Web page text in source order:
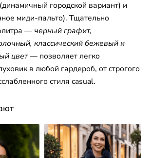
(динамичный городской вариант) и
миди-пальто). Тщательно
— черный графит,
классический бежевый и
цвет— позволяет легко
в любой гардероб, от строгого
стиля casual.